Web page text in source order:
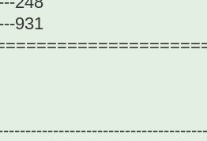
931